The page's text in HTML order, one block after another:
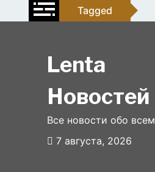
to
Tagged
Lenta
Новостей
Все новости обо всем
7 августа, 2026